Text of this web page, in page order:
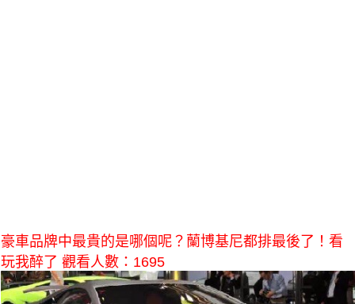
豪車品牌中最貴的是哪個呢？蘭博基尼都排最後了！看
玩我醉了 觀看人數：1695